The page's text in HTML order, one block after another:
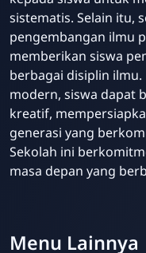
sistematis. Selain itu,
pengembangan ilmu
memberikan siswa
berbagai disiplin
modern, siswa dapat
kreatif,
generasi yang
Sekolah ini
masa depan yang
Menu Lainnya